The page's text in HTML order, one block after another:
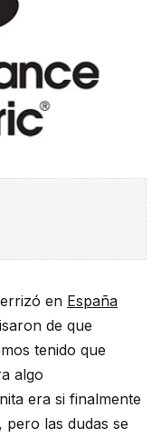
en España
de que
tenido que
algo
era si finalmente
las dudas se